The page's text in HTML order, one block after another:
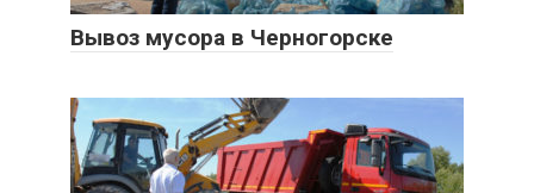
Вывоз мусора в Черногорске